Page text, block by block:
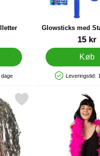
lager
dage
Glowsticks med
15 kr
Køb
Leveringstid:
Sølv som favoritMarkér